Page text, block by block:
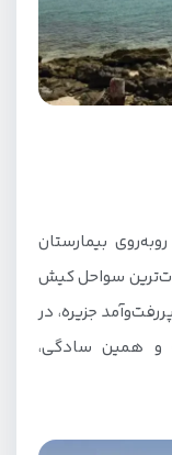
بیمارستان
سواحل کیش
جزیره، در
و همین سادگی،